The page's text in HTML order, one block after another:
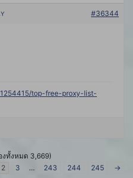
#36344
top-free-proxy-list-
ทั้งหมด 3,669)
2 3 … 243 244 245 →